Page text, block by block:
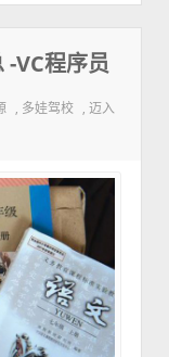
-VC程序员
, 多娃驾校 ,迈入